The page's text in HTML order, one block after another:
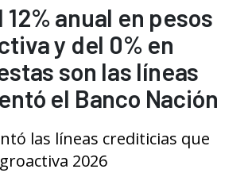
12% anual en pesos
y del 0% en
son las líneas
el Banco Nación
las líneas crediticias que
2026